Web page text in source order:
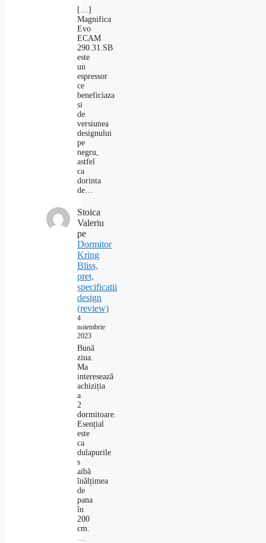
[…]
Magnifica
Evo
ECAM
290.31.SB
este
un
espressor
ce
beneficiaza
si
de
versiunea
designului
pe
negru,
astfel
ca
dorinta
de…
Stoica
Valeriu
pe
Dormitor
Kring
Bliss,
pret,
specificatii
design
(review)
4
noiembrie
2023
Bună
ziua.
Ma
interesează
achiziția
a
2
dormitoare.
Esențial
este
ca
dulapurile
s
aibă
înălțimea
de
pana
în
200
cm.
…